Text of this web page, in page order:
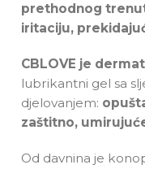
prethodnog
iritaciju,
CBLOVE je
lubrikantni gel sa
djelovanjem:
zaštitno,
Od davnina je